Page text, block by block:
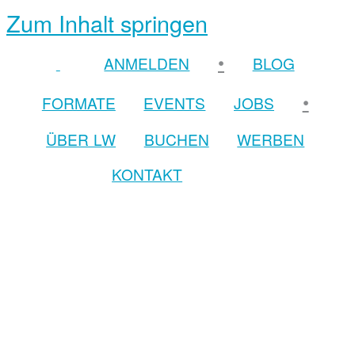
Zum Inhalt springen
ANMELDEN •
BLOG
FORMATE
EVENTS JOBS •
ÜBER LW BUCHEN
WERBEN
KONTAKT